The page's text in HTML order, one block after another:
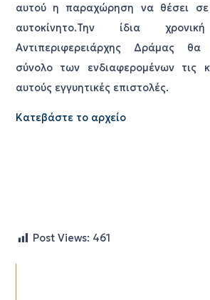
αυτού η παραχώρηση να θέσει
αυτοκίνητο.Την ίδια
Αντιπεριφερειάρχης Δράμας θα
σύνολο των ενδιαφερομένων τις
αυτούς εγγυητικές επιστολές.
Κατεβάστε το αρχείο
Post Views: 461